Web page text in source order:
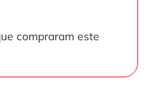
compraram este